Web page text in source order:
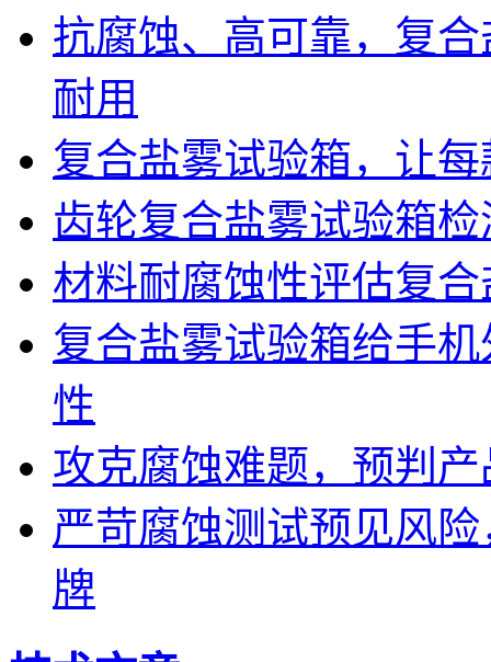
抗腐蚀、高可靠，复
耐用
复合盐雾试验箱，让
齿轮复合盐雾试验箱
材料耐腐蚀性评估复
复合盐雾试验箱给手
性
攻克腐蚀难题，预判
严苛腐蚀测试预见风
牌